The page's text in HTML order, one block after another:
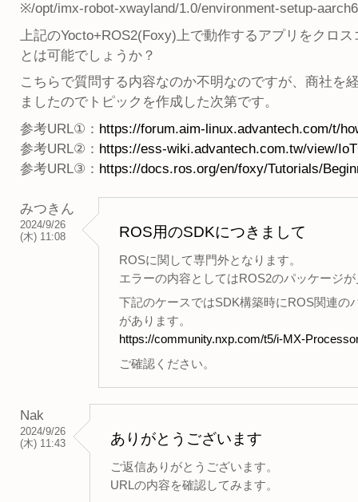
※/opt/imx-robot-xwayland/1.0/environment-setup-
上記のYocto+ROS2(Foxy)上で動作するアプリをクロ
とは可能でしょうか？
こちらで質問する内容なのか不明なのですが、商社を
ましたのでトピックを作成した次第です。
参考URL①： https://forum.aim-linux.advantech.com/t/
参考URL②： https://ess-wiki.advantech.com.tw/view/
参考URL③： https://docs.ros.org/en/foxy/Tutorials/
みつきん
2024/9/26
(木) 11:08
ROS用のSDKにつきまして
ROSに関して専門外となります。
エラーの内容としてはROS2のパッケージ
下記のケースではSDK構築時にROS関連の
があります。
https://community.nxp.com/t5/i-MX-
ご確認ください。
Nak
2024/9/26
(木) 11:43
ありがとうございます
ご返信ありがとうございます。
URLの内容を確認してみます。